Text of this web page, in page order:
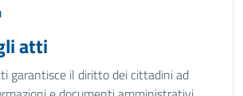
atti
garantisce il diritto dei cittadini ad